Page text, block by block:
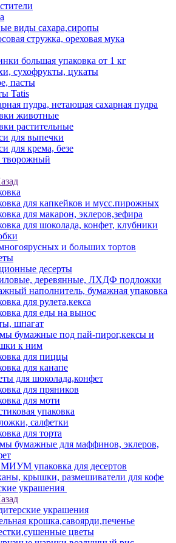
виды сахара,сиропы
стружка, ореховая мука
большая упаковка от 1 кг
сухофрукты, цукаты
пасты
Tatis
пудра, нетающая сахарная пудра
животные
растительные
для выпечки
для крема, безе
для капкейков и мусс.пирожных
для макарон, эклеров,зефира
для шоколада, конфет, клубники
и больших тортов
десерты
деревянные, ЛХДФ подложки
наполнитель, бумажная упаковка
для рулета,кекса
для еды на вынос
шпагат
бумажные под пай-пирог,кексы и
к ним
для пиццы
для канапе
для шоколада,конфет
для пряников
для моти
упаковка
салфетки
для торта
бумажные для маффинов, эклеров,
упаковка для десертов
крышки, размешиватели для кофе
украшения
украшения
крошка,савоярди,печенье
цветы